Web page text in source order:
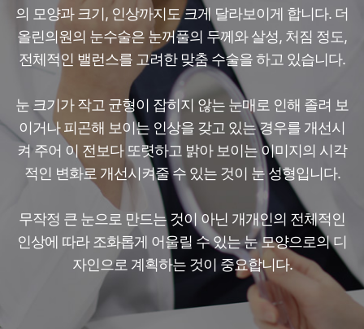
의 모양과 크기, 인상까지도 크게 달라보이게 합니다. 더
올린의원의 눈수술은 눈꺼풀의 두께와 살성, 처짐 정도,
전체적인 밸런스를 고려한 맞춤 수술을 하고 있습니다.
눈 크기가 작고 균형이 잡히지 않는 눈매로 인해 졸려 보
이거나 피곤해 보이는 인상을 갖고 있는 경우를 개선시
켜 주어 이 전보다 또렷하고 밝아 보이는 이미지의 시각
적인 변화로 개선시켜줄 수 있는 것이 눈 성형입니다.
무작정 큰 눈으로 만드는 것이 아닌 개개인의 전체적인
인상에 따라 조화롭게 어울릴 수 있는 눈 모양으로의 디
자인으로 계획하는 것이 중요합니다.